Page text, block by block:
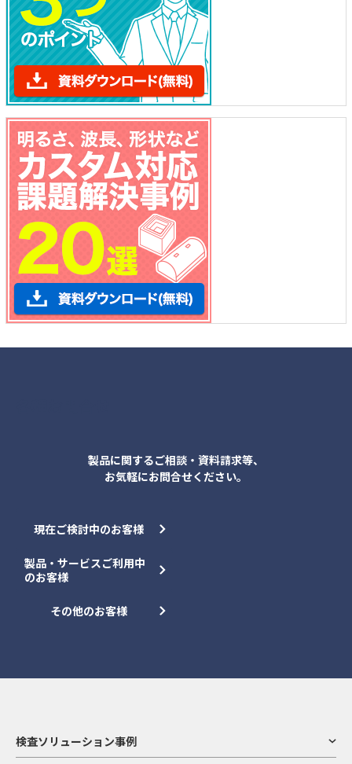
製品に関するご相談・資料請求等、
お気軽にお問合せください。
現在ご検討中のお客様
製品・サービスご利用中
のお客様
その他のお客様
検査ソリューション事例